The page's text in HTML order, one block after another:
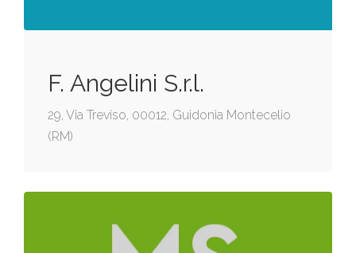
F. Angelini S.r.l.
29, Via Treviso, 00012, Guidonia Montecelio
(RM)